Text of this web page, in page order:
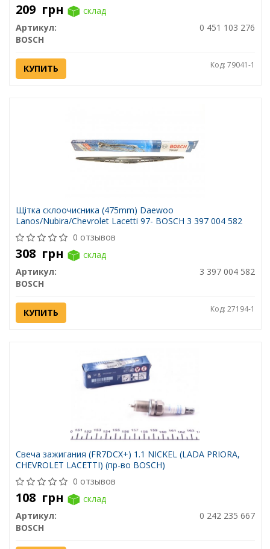
209 грн
склад
Артикул:
0 451 103 276
BOSCH
КУПИТЬ Код: 79041-1
Щітка склоочисника (475mm) Daewoo
Lanos/Nubira/Chevrolet Lacetti 97- BOSCH 3 397 004 582
0 отзывов
308 грн
склад
Артикул:
3 397 004 582
BOSCH
КУПИТЬ Код: 27194-1
Свеча зажигания (FR7DCX+) 1.1 NICKEL (LADA PRIORA,
CHEVROLET LACETTI) (пр-во BOSCH)
0 отзывов
108 грн
склад
Артикул:
0 242 235 667
BOSCH